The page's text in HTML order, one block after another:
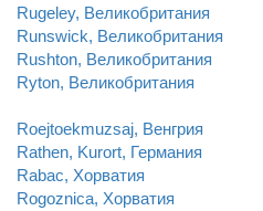
Rugeley, Великобритания
Runswick, Великобритания
Rushton, Великобритания
Ryton, Великобритания
Roejtoekmuzsaj, Венгрия
Rathen, Kurort, Германия
Rabac, Хорватия
Rogoznica, Хорватия